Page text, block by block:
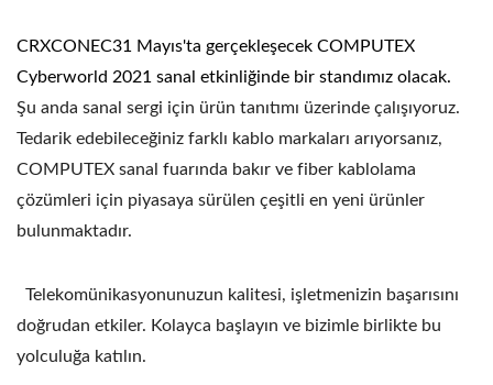
CRXCONEC31 Mayıs'ta gerçekleşecek COMPUTEX
Cyberworld 2021 sanal etkinliğinde bir standımız olacak.
Şu anda sanal sergi için ürün tanıtımı üzerinde çalışıyoruz.
Tedarik edebileceğiniz farklı kablo markaları arıyorsanız,
COMPUTEX sanal fuarında bakır ve fiber kablolama
çözümleri için piyasaya sürülen çeşitli en yeni ürünler
bulunmaktadır.
Telekomünikasyonunuzun kalitesi, işletmenizin başarısını
doğrudan etkiler. Kolayca başlayın ve bizimle birlikte bu
yolculuğa katılın.